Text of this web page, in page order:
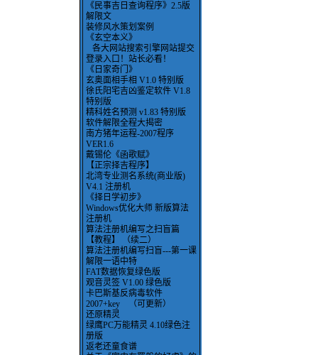
《民事吉日查询程序》2.5版
解限文
装修风水策划案例
《玄空本义》
各大网站搜索引擎网站提交
登录入口！站长必看！
《日家奇门》
玄奥面相手相 V1.0 特别版
徐氏阳宅吉凶鉴定软件 V1.8
特别版
精科姓名预测 v1.83 特别版
软件解限全程大揭密
南方猪年运程-2007程序
VER1.6
戴锡伦《函歌赋》
【正宗择吉程序】
北湾专业测名系统(商业版)
V4.1 注册机
《择日学初步》
Windows优化大师 新版算法
注册机
算法注册机编写之扫盲篇
【教程】 （续二）
算法注册机编写扫盲---第一课
解限一语中特
FAT数据恢复绿色版
观音灵签 V1.00 绿色版
卡巴斯基反病毒软件
2007+key （可更新）
还原精灵
绿鹰PC万能精灵 4.10绿色注
册版
返老还童食谱